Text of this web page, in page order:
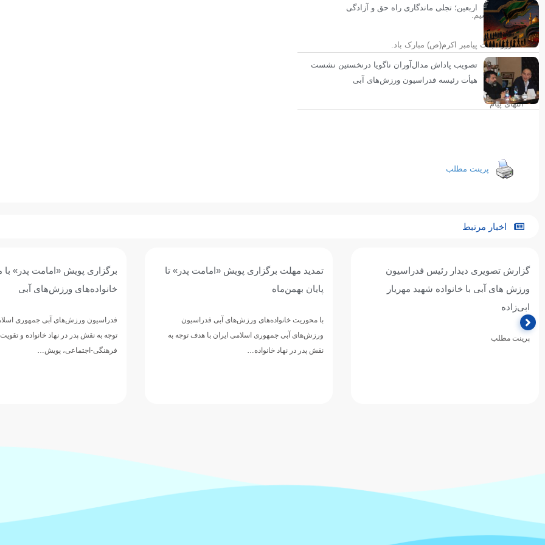
را داشته باشیم.
سالروز مبعث پیامبر اکرم(ص) مبارک باد.
انتهای پیام
پرینت مطلب
اربعین؛ تجلی ماندگاری راه حق و آزادگی
تصویب پاداش مدال‌آوران ناگویا درنخستین نشست
هیأت رئیسه فدراسیون ورزش‌های آبی
اخبار مرتبط
گزارش تصویری دیدار رئیس فدراسیون
ورزش های آبی با خانواده شهید مهریار
ابی‌زاده
پرینت مطلب
تمدید مهلت برگزاری پویش «امامت پدر» تا
پایان بهمن‌ماه
با محوریت خانواده‌های ورزش‌های آبی فدراسیون
ورزش‌های آبی جمهوری اسلامی ایران با هدف توجه به
نقش پدر در نهاد خانواده…
برگزاری پویش «امامت پدر»
خانواده‌های ورزش‌های آبی
فدراسیون ورزش‌های آبی جمهوری
توجه به نقش پدر در نهاد خانواده و
فرهنگی-اجتماعی، پویش…